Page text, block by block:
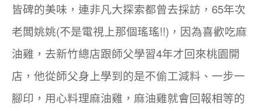
皆碑的美味，連非凡大探索都曾去採訪，65年次
老闆姚姚(不是電視上那個瑤瑤!!)，因為喜歡吃麻
油雞，去新竹總店跟師父學習4年才回來桃園開
店，他從師父身上學到的是不偷工減料、一步一
腳印，用心料理麻油雞，麻油雞就會回報相等的